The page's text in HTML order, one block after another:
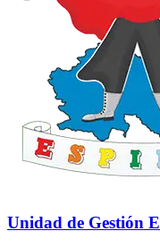
Unidad de Gestión